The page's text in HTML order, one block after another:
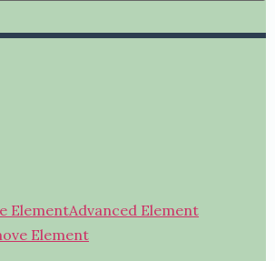
ElementAdvanced Element
Element